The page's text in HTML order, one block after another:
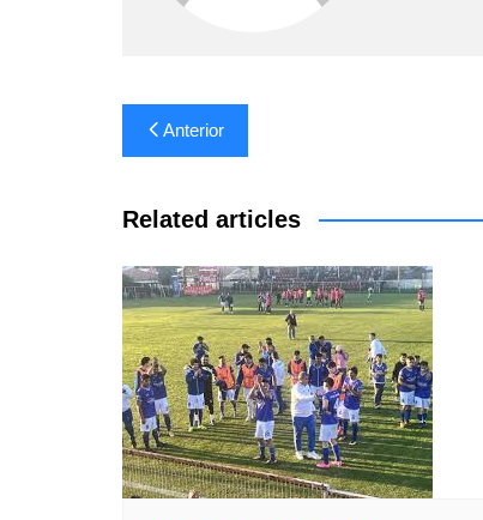
Navegación
de
entradas
Anterior
Related articles